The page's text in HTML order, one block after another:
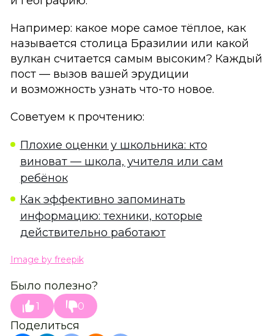
Например: какое море самое тёплое, как
называется столица Бразилии или какой
вулкан считается самым высоким? Каждый
пост — вызов вашей эрудиции
и возможность узнать что-то новое.
Советуем к прочтению:
Плохие оценки у школьника: кто
виноват — школа, учителя или сам
ребёнок
Как эффективно запоминать
информацию: техники, которые
действительно работают
Image by freepik
Было полезно?
1 0
Поделиться